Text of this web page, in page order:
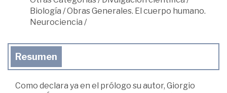
Biología /Obras Generales. El cuerpo humano.
Neurociencia /
Resumen
Como declara ya en el prólogo su autor, Giorgio